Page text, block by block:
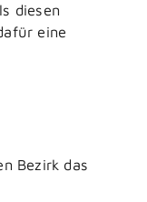
diesen
eine
Bezirk das